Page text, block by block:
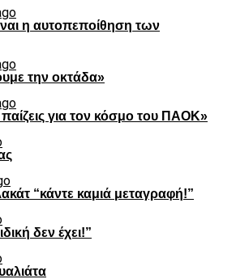
η αυτοπεποίθηση των
την οκτάδα»
για τον κόσμο του ΠΑΟΚ»
“κάντε καμιά μεταγραφή!”
δεν έχει!”